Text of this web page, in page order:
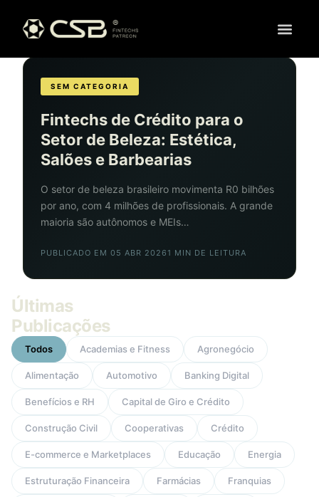
SEM CATEGORIA
Fintechs de Crédito para o
Setor de Beleza: Estética,
Salões e Barbearias
O setor de beleza brasileiro movimenta R0 bilhões
por ano, com 4 milhões de profissionais. A grande
maioria são autônomos e MEIs…
PUBLICADO EM 05 ABR 20261 MIN DE LEITURA
Últimas
Publicações
Todos Academias e Fitness Agronegócio
Alimentação Automotivo Banking Digital
Benefícios e RH Capital de Giro e Crédito
Construção Civil Cooperativas Crédito
E-commerce e Marketplaces Educação Energia
Estruturação Financeira Farmácias Franquias